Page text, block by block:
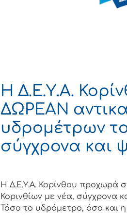
Η Δ.Ε.Υ.Α.
ΔΩΡΕΑΝ
υδρομέτρων
σύγχρονα και
Η Δ.Ε.Υ.Α. Κορίνθου προχωρά
Κορινθίων με νέα, σύγχρονα
Τόσο το υδρόμετρο, όσο και